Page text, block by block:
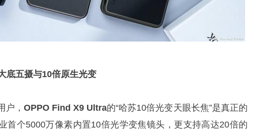
底五摄与10倍原生光变
户， OPPO Find X9 Ultra的“哈苏10倍光变天眼长焦”是真正的
首个5000万像素内置10倍光学变焦镜头，更支持高达20倍的